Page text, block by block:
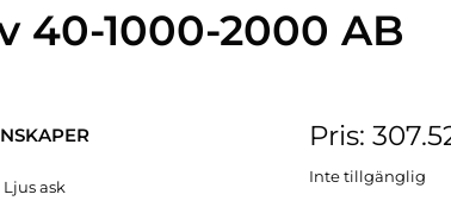
40-1000-2000 AB
Ljus ask
Pris:
Inte tillgänglig